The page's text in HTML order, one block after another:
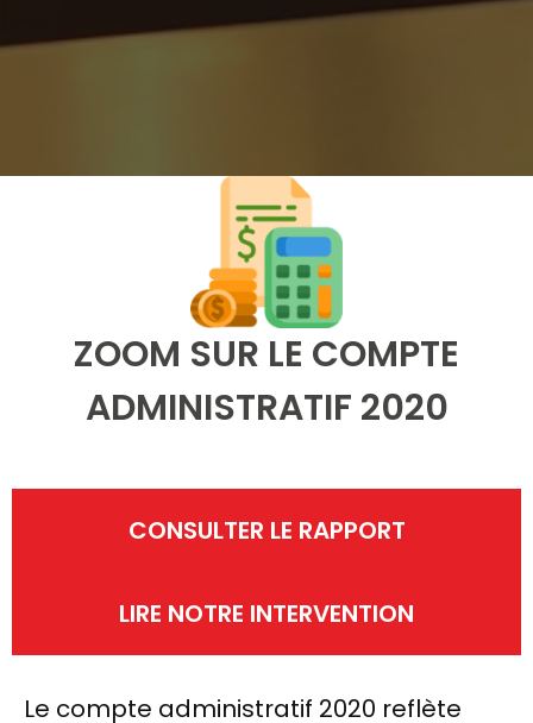
ZOOM SUR LE COMPTE
ADMINISTRATIF 2020
CONSULTER LE RAPPORT
LIRE NOTRE INTERVENTION
Le compte administratif 2020 reflète